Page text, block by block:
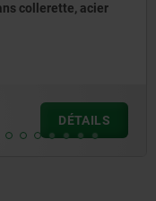
collerette, inox
DÉTAILS